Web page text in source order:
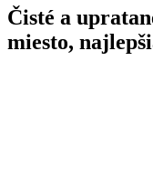
Čisté a
miesto,